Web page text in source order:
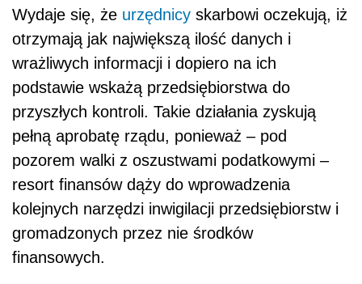
Wydaje się, że urzędnicy skarbowi oczekują, iż
otrzymają jak największą ilość danych i
wrażliwych informacji i dopiero na ich
podstawie wskażą przedsiębiorstwa do
przyszłych kontroli. Takie działania zyskują
pełną aprobatę rządu, ponieważ – pod
pozorem walki z oszustwami podatkowymi –
resort finansów dąży do wprowadzenia
kolejnych narzędzi inwigilacji przedsiębiorstw i
gromadzonych przez nie środków
finansowych.